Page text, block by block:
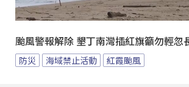
颱風警報解除 墾丁南灣插紅旗籲勿輕忽
防災 海域禁止活動 紅霞颱風